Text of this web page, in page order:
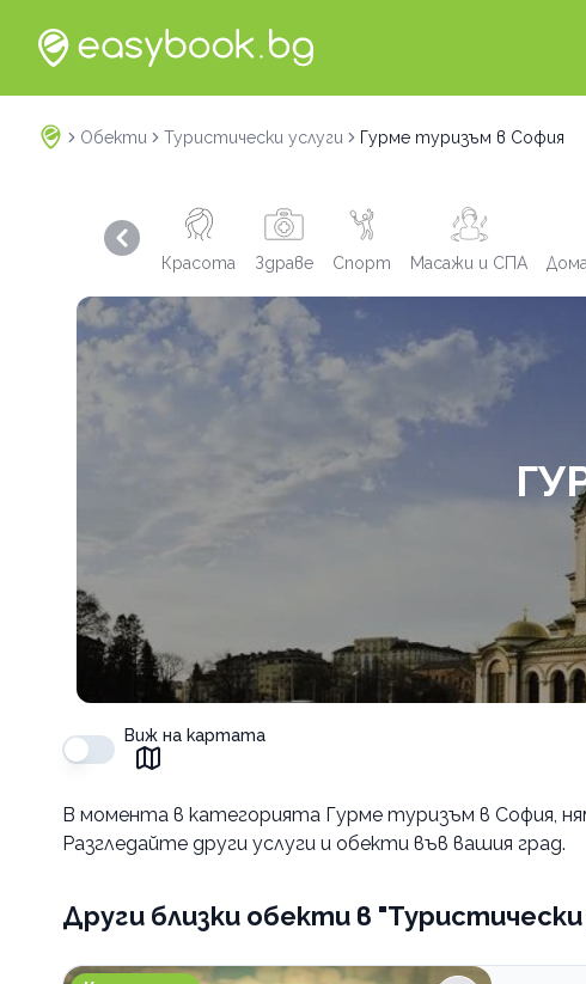
Обекти Туристически услуги Гурме туризъм в София
Красота Здраве Спорт Масажи и СПА
Previous slide
Виж на картата
В момента в категорията Гурме туризъм в София,
Разгледайте други услуги и обекти във вашия град.
Други близки обекти в
Конна база Нова Звезда